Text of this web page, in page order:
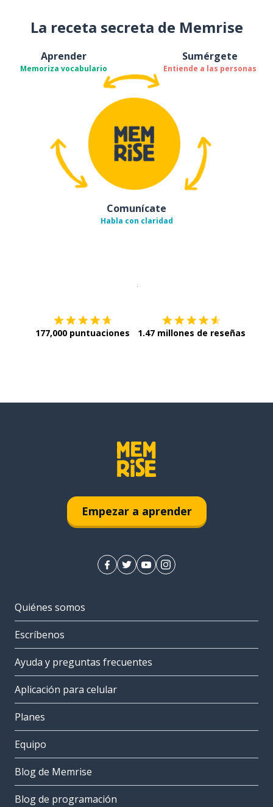
La receta secreta de Memrise
Aprender
Memoriza vocabulario
Sumérgete
Entiende a las personas
Comunícate
Habla con claridad
177,000 puntuaciones 1.47 millones de reseñas
Empezar a aprender
Quiénes somos
Escríbenos
Ayuda y preguntas frecuentes
Aplicación para celular
Planes
Equipo
Blog de Memrise
Blog de programación